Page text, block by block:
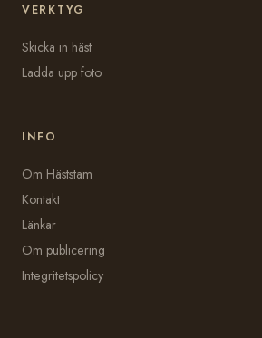
VERKTYG
Skicka in häst
Ladda upp foto
INFO
Om Häststam
Kontakt
Länkar
Om publicering
Integritetspolicy